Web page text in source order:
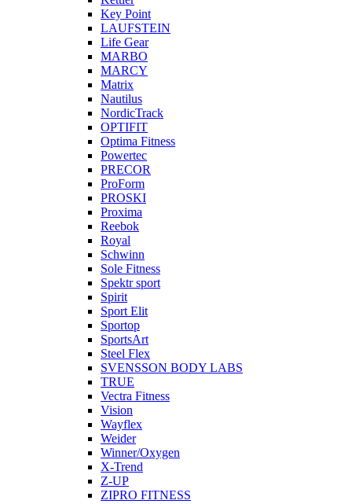
Key Point
LAUFSTEIN
Life Gear
MARBO
MARCY
Matrix
Nautilus
NordicTrack
OPTIFIT
Optima Fitness
Powertec
PRECOR
ProForm
PROSKI
Proxima
Reebok
Royal
Schwinn
Sole Fitness
Spektr sport
Spirit
Sport Elit
Sportop
SportsArt
Steel Flex
SVENSSON BODY LABS
TRUE
Vectra Fitness
Vision
Wayflex
Weider
Winner/Oxygen
X-Trend
Z-UP
ZIPRO FITNESS